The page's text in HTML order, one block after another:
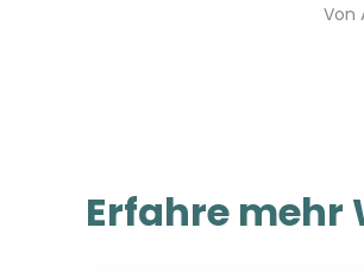
Von
Erfahre mehr